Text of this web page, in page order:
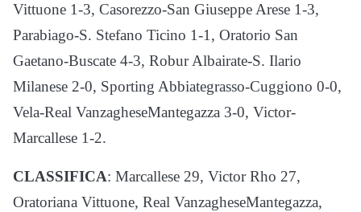
Vittuone 1-3, Casorezzo-San Giuseppe Arese 1-3,
Parabiago-S. Stefano Ticino 1-1, Oratorio San
Gaetano-Buscate 4-3, Robur Albairate-S. Ilario
Milanese 2-0, Sporting Abbiategrasso-Cuggiono 0-0,
Vela-Real VanzagheseMantegazza 3-0, Victor-
Marcallese 1-2.
CLASSIFICA: Marcallese 29, Victor Rho 27,
Oratoriana Vittuone, Real VanzagheseMantegazza,